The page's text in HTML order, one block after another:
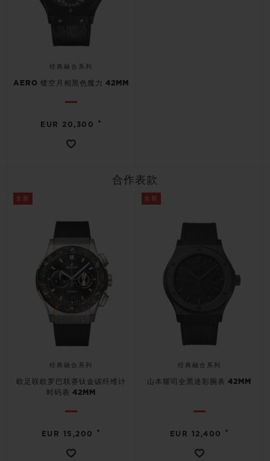
经典融合系列
AERO 镂空月相黑色魔力 42MM
EUR 20,300 •
合作表款
全新
经典融合系列
欧足联欧罗巴联赛钛金碳纤维计
时码表 42MM
EUR 15,200 •
全新
经典融合系列
山本耀司全黑迷彩腕表 42MM
EUR 12,400 •